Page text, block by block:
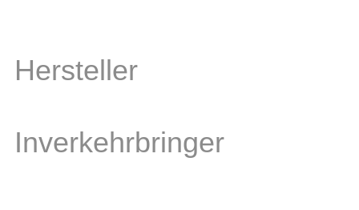
Hersteller
Inverkehrbringer